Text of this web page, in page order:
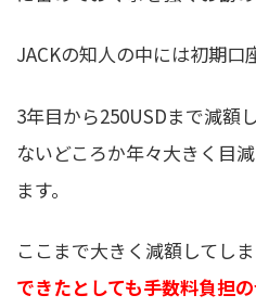
JACKの知人の中には初期口
3年目から250USDまで減額
ないどころか年々大きく目
ます。
ここまで大きく減額してし
できたとしても手数料負担